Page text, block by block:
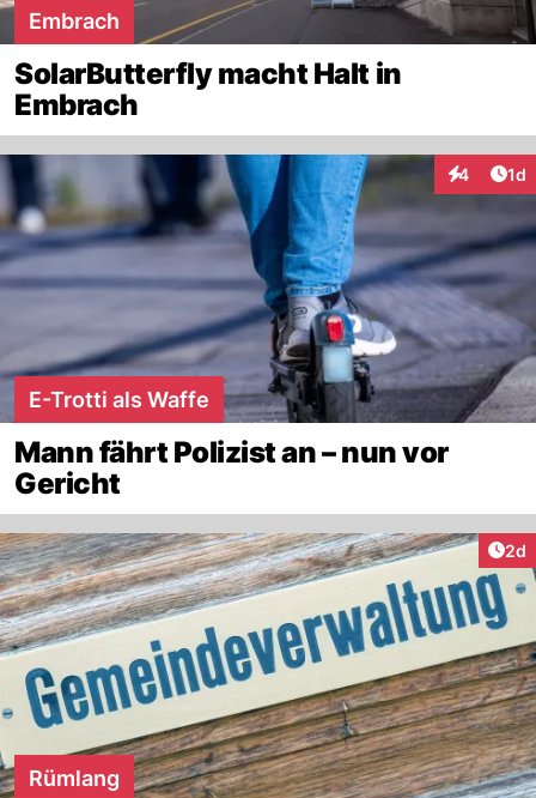
Embrach
SolarButterfly macht Halt in
Embrach
4 1d
E-Trotti als Waffe
Mann fährt Polizist an – nun vor
Gericht
2d
Rümlang